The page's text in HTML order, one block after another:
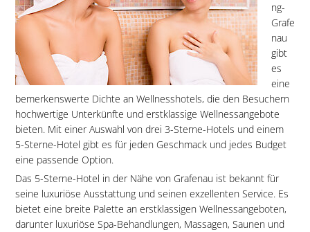
ng-
Grafe
nau
gibt
es
eine
bemerkenswerte Dichte an Wellnesshotels, die den Besuchern
hochwertige Unterkünfte und erstklassige Wellnessangebote
bieten. Mit einer Auswahl von drei 3-Sterne-Hotels und einem
5-Sterne-Hotel gibt es für jeden Geschmack und jedes Budget
eine passende Option.
Das 5-Sterne-Hotel in der Nähe von Grafenau ist bekannt für
seine luxuriöse Ausstattung und seinen exzellenten Service. Es
bietet eine breite Palette an erstklassigen Wellnessangeboten,
darunter luxuriöse Spa-Behandlungen, Massagen, Saunen und